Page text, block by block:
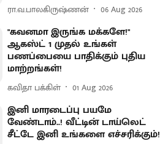
ரா.வ.பாலகிருஷ்ணன் 06 Aug 2026
"கவனமா இருங்க மக்களே!"
ஆகஸ்ட் 1 முதல் உங்கள்
பணப்பையை பாதிக்கும் புதிய
மாற்றங்கள்!
கவிதா பக்கிள் 01 Aug 2026
இனி மாரடைப்பு பயமே
வேண்டாம்..! வீட்டின் டாய்லெட்
சீட்டே இனி உங்களை எச்சரிக்கும்!